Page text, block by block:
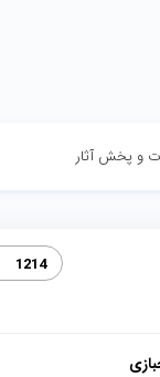
و پخش آثار
1214